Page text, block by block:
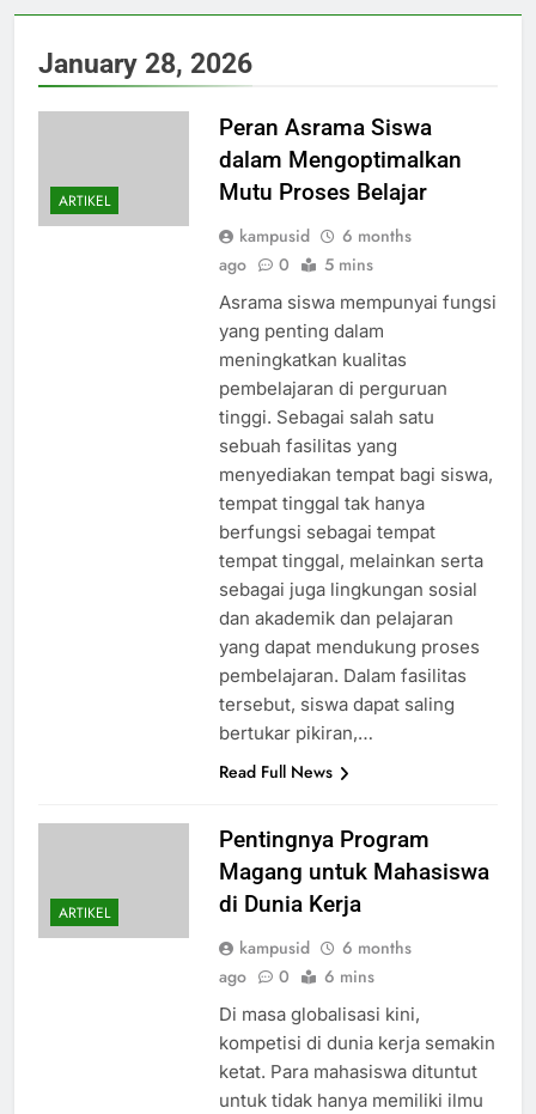
January 28, 2026
ARTIKEL
Peran Asrama Siswa
dalam Mengoptimalkan
Mutu Proses Belajar
kampusid
6 months
ago
0 5 mins
Asrama siswa mempunyai fungsi
yang penting dalam
meningkatkan kualitas
pembelajaran di perguruan
tinggi. Sebagai salah satu
sebuah fasilitas yang
menyediakan tempat bagi siswa,
tempat tinggal tak hanya
berfungsi sebagai tempat
tempat tinggal, melainkan serta
sebagai juga lingkungan sosial
dan akademik dan pelajaran
yang dapat mendukung proses
pembelajaran. Dalam fasilitas
tersebut, siswa dapat saling
bertukar pikiran,…
Read Full News
ARTIKEL
Pentingnya Program
Magang untuk Mahasiswa
di Dunia Kerja
kampusid
6 months
ago
0 6 mins
Di masa globalisasi kini,
kompetisi di dunia kerja semakin
ketat. Para mahasiswa dituntut
untuk tidak hanya memiliki ilmu